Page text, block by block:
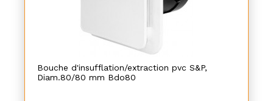
Bouche d'insufflation/extraction pvc S&P,
Diam.80/80 mm Bdo80